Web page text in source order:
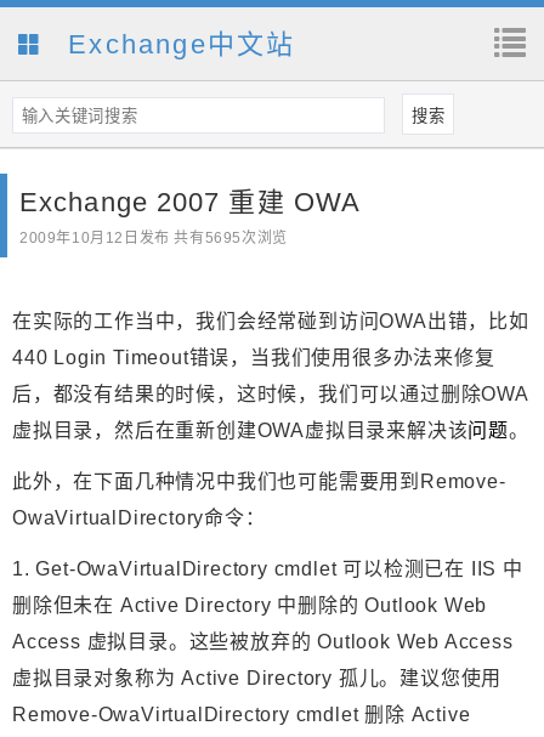
Exchange中文站
Exchange 2007 重建 OWA
2009年10月12日 发布 共有5695次浏览
在实际的工作当中，我们会经常碰到访问OWA出错，比如
440 Login Timeout错误，当我们使用很多办法来修复
后，都没有结果的时候，这时候，我们可以通过删除OWA
虚拟目录，然后在重新创建OWA虚拟目录来解决该问题。
此外，在下面几种情况中我们也可能需要用到Remove-
OwaVirtualDirectory命令：
1. Get-OwaVirtualDirectory cmdlet 可以检测已在 IIS 中
删除但未在 Active Directory 中删除的 Outlook Web
Access 虚拟目录。这些被放弃的 Outlook Web Access
虚拟目录对象称为 Active Directory 孤儿。建议您使用
Remove-OwaVirtualDirectory cmdlet 删除 Active